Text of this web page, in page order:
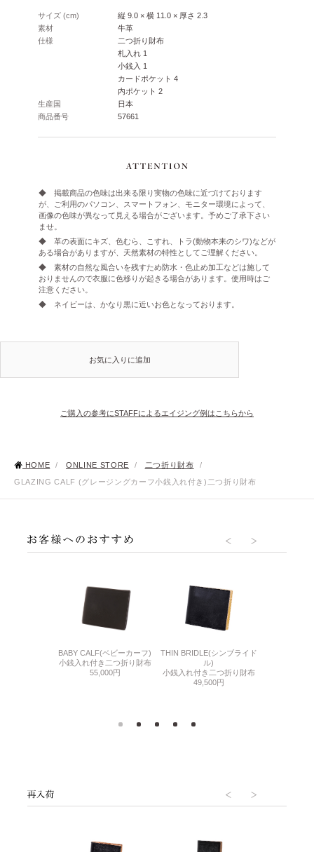
サイズ (cm)
縦 9.0 × 横 11.0 × 厚さ 2.3
素材
牛革
仕様
二つ折り財布
札入れ 1
小銭入 1
カードポケット 4
内ポケット 2
生産国
日本
商品番号
57661
◆ 掲載商品の色味は出来る限り実物の色味に近づけております
が、ご利用のパソコン、スマートフォン、モニター環境によって、
画像の色味が異なって見える場合がございます。予めご了承下さい
ませ。
◆ 革の表面にキズ、色むら、こすれ、トラ(動物本来のシワ)などが
ある場合がありますが、天然素材の特性としてご理解ください。
◆ 素材の自然な風合いを残すため防水・色止め加工などは施して
おりませんので衣服に色移りが起きる場合があります。使用時はご
注意ください。
◆ ネイビーは、かなり黒に近いお色となっております。
お気に入りに追加
ご購入の参考にSTAFFによるエイジング例はこちらから
HOME / ONLINE STORE / 二つ折り財布
/
GLAZING CALF (グレージングカーフ小銭入れ付き)二つ折り財布
BABY CALF(ベビーカーフ)
小銭入れ付き二つ折り財布
55,000円
THIN BRIDLE(シンブライド
ル)
小銭入れ付き二つ折り財布
49,500円